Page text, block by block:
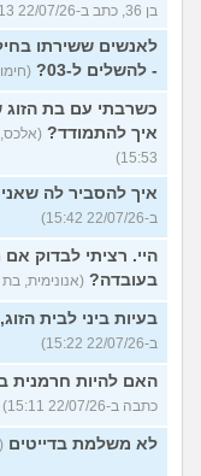
בן 36, כתב ב-22/07/26 16:13)
לאנשים ששירתו
- להשלים ל-03?
(חימושניק, בן
כשרבתי עם בת
איך להתמודד?
15:53)
איך להסביר לה
ב-22/07/26 15:42)
היי. רציתי לבדוק
בעובדה? (אנונימית, בת 18, כתבה ב-22/07/26 15:31)
בעיות ביני לבית
ב-22/07/26 15:22)
האם להיות חרמנית
כתבה ב-22/07/26 15:11)
לא משלמת בדייטים